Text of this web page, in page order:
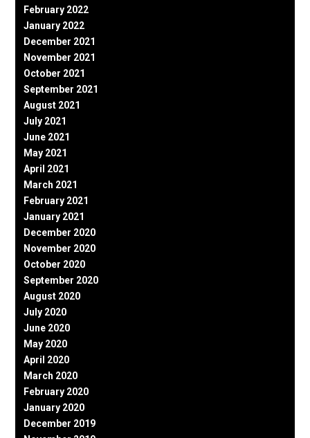
February 2022
January 2022
December 2021
November 2021
October 2021
September 2021
August 2021
July 2021
June 2021
May 2021
April 2021
March 2021
February 2021
January 2021
December 2020
November 2020
October 2020
September 2020
August 2020
July 2020
June 2020
May 2020
April 2020
March 2020
February 2020
January 2020
December 2019